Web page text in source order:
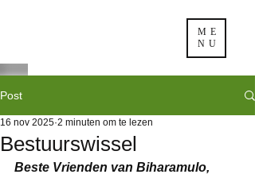
ME
NU
Post
Bestuurswissel
16 nov 2025 2 minuten om te lezen
Beste Vrienden van Biharamulo,